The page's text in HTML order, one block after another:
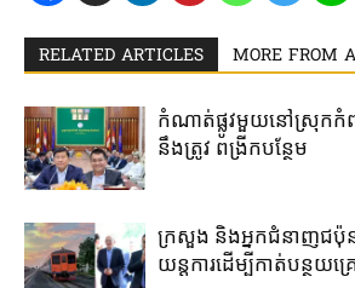
RELATED ARTICLES MORE FROM
កំណាត់ផ្លូវមួយនៅស្រុកកំព
នឹងត្រូវ ពង្រីកបន្ថែម
ក្រសួង និងអ្នកជំនាញជប៉ុន​
យន្តការ​ដើម្បី​កាត់​បន្ថយ​គ្រ